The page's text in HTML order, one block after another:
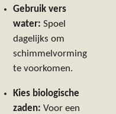
Gebruik vers
water: Spoel
dagelijks om
schimmelvorming
te voorkomen.
Kies biologische
zaden: Voor een